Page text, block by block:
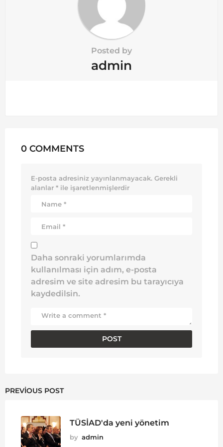
Posted by
admin
0 COMMENTS
E-posta adresiniz yayınlanmayacak. Gerekli
alanlar * ile işaretlenmişlerdir
Daha sonraki yorumlarımda
kullanılması için adım, e-posta
adresim ve site adresim bu tarayıcıya
kaydedilsin.
PREVIOUS POST
TÜSİAD'da yeni yönetim
by admin